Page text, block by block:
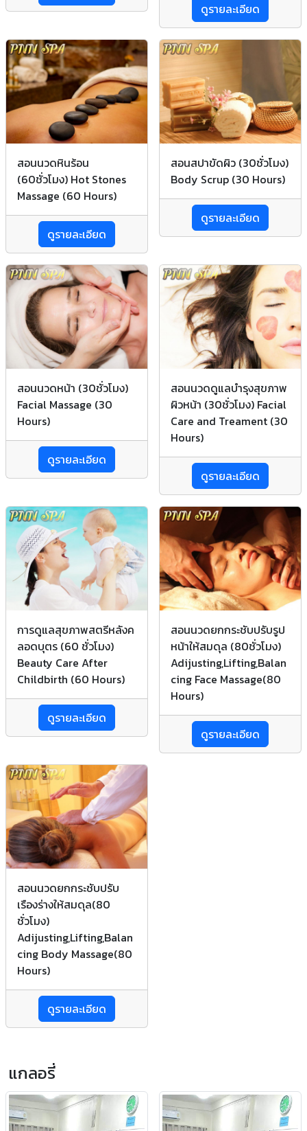
ดูรายละเอียด
สอนนวดหินร้อน
(60ชั่วโมง) Hot Stones
Massage (60 Hours)
ดูรายละเอียด
สอนสปาขัดผิว (30ชั่วโมง)
Body Scrup (30 Hours)
ดูรายละเอียด
สอนนวดหน้า (30ชั่วโมง)
Facial Massage (30
Hours)
ดูรายละเอียด
สอนนวดดูแลบำรุงสุขภาพ
ผิวหน้า (30ชั่วโมง) Facial
Care and Treament (30
Hours)
ดูรายละเอียด
การดูแลสุขภาพสตรีหลังค
ลอดบุตร (60 ชั่วโมง)
Beauty Care After
Childbirth (60 Hours)
ดูรายละเอียด
สอนนวดยกกระชับปรับรูป
หน้าให้สมดุล (80ชั่วโมง)
Adijusting,Lifting,Balan
cing Face Massage(80
Hours)
ดูรายละเอียด
สอนนวดยกกระชับปรับ
เรืองร่างให้สมดุล(80
ชั่วโมง)
Adijusting,Lifting,Balan
cing Body Massage(80
Hours)
ดูรายละเอียด
แกลอรี่